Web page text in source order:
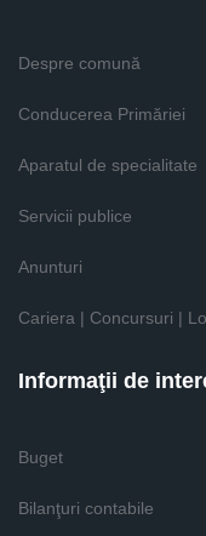
Despre comună
Conducerea Primăriei
Aparatul de specialitate
Servicii publice
Anunturi
Cariera | Concursuri |
Informaţii de
Buget
Bilanţuri contabile